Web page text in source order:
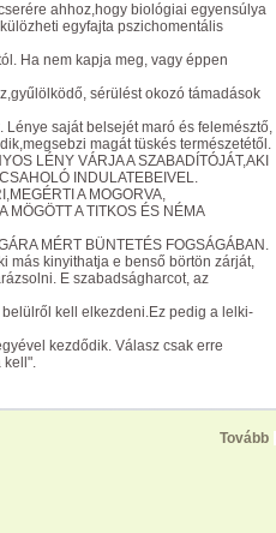
ahhoz,hogy biológiai egyensúlya
egyfajta pszichomentális
Ha nem kapja meg, vagy éppen
sérülést okozó támadások
saját belsejét maró és felemésztő,
magát tüskés természetétől.
LÉNY VÁRJA A SZABADÍTÓJÁT,AKI
INDULATEBEIVEL.
A MOGORVA,
A TITKOS ÉS NÉMA
MÉRT BÜNTETÉS FOGSÁGÁBAN.
más kinyithatja e benső börtön zárját,
E szabadságharcot, az
kell elkezdeni.Ez pedig a lelki-
kezdődik. Válasz csak erre
kell".
Tovább